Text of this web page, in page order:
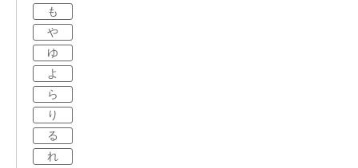
も
や
ゆ
よ
ら
り
る
れ